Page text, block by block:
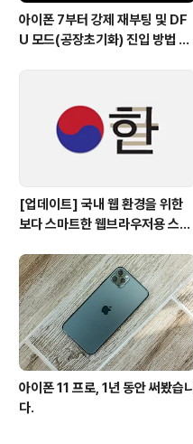
아이폰 7부터 강제 재부팅 및 DF
U 모드(공장초기화) 진입 방법 변
[업데이트] 국내 웹 환경을 위한
보다 스마트한 웹브라우저용 스타
아이폰 11 프로, 1년 동안 써봤습니
다.